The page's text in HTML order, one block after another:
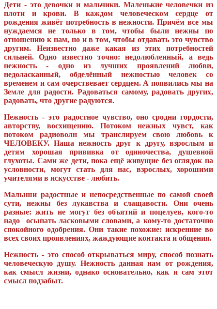
Дети - это девочки и мальчики. Маленькие человечки из
плоти и крови. В каждом человеческом сердце от
рождения живёт потребность в нежности. Причём все мы
нуждаемся не только в том, чтобы были нежны по
отношению к нам, но и в том, чтобы отдавать это чувство
другим. Неизвестно даже какая из этих потребностей
сильней. Одно известно точно: недолюбленный, а ведь
нежность - одно из лучших проявлений любви,
недоласканный, обделённый нежностью человек со
временем и сам очерствевает сердцем. А появились мы на
Земле для радости. Радоваться самому, радовать других,
радовать, что другие радуются.
Нежность - это радостное чувство, оно сродни гордости,
авторству, восхищению. Потоком нежных чувст, как
потоком радиоволн мы транслируем свою любовь к
ЧЕЛОВЕКУ. Наша нежность друг к другу, взрослым и
детям хорошая прививка от одиночества, душевной
глухоты. Сами же дети, пока ещё живущие без оглядок на
условности, могут стать для нас, взрослых, хорошими
учителями в искусстве - любить.
Малыши радостные и непосредственные по самой своей
сути, нежны без лукавства и слащавости. Они очень
разные: жить не могут без объятий и поцелуев, кого-то
надо осыпать ласковыми словами, а кому-то достаточно
спокойного одобрения. Они такие похожие: искренние во
всех своих проявлениях, жаждующие контакта и общения.
Нежность - это способ открываться миру, способ познать
человеческую душу. Нежность данная нам от рождения,
как смысл жизни, однако основательно, как и сам этот
смысл подзабыт.